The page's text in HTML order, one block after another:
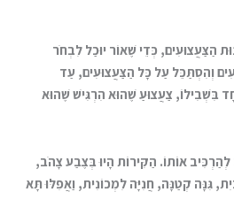
הַצַּעֲצוּעִים, כְּדֵי שֶׁאוֹר יוּכַל לִבְחֹר
וְהִסְתַּכֵּל עַל כָּל הַצַּעֲצוּעִים, עַד
בִּשְׁבִילוֹ, צַעֲצוּעַ שֶׁהוּא הִרְגִּישׁ שֶׁהוּא
אוֹתוֹ. הַקִּירוֹת הָיוּ בְּצֶבַע צָהֹב,
גִּנָּה קְטַנָּה, חֲנִיָּה לִמְכוֹנִית, וַאֲפִלּוּ תָּא